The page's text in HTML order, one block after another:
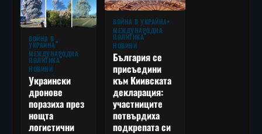
ВОЙНА В
УКРАЙНА
МЕЖДУНАРОДНА
ПОЛИТИКА
НОВИНИ
Украински
дронове
поразиха през
нощта
логистични
ВОЙНА В УКРАЙНА
МЕЖДУНАРОДНА
ПОЛИТИКА
НОВИНИ
България се
присъедини
към Киивската
декларация:
участниците
потвърдиха
подкрепата си